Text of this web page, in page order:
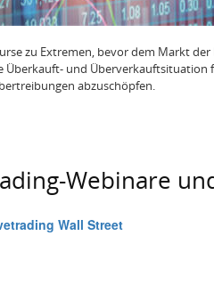
zu Extremen, bevor dem Markt
Überkauft- und Überverkauftsituation
abzuschöpfen.
Webinare